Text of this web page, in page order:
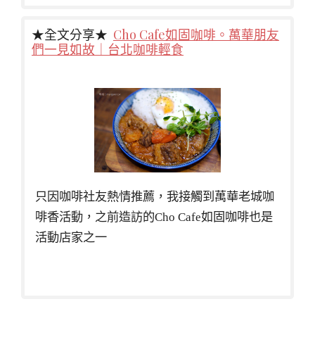
★全文分享★ Cho Cafe如固咖啡。萬華朋友
們一見如故｜台北咖啡輕食
只因咖啡社友熱情推薦，我接觸到萬華老城咖
啡香活動，之前造訪的Cho Cafe如固咖啡也是
活動店家之一